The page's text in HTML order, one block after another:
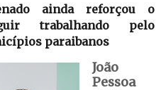
ainda reforçou o
trabalhando pelo
paraibanos
João
Pessoa